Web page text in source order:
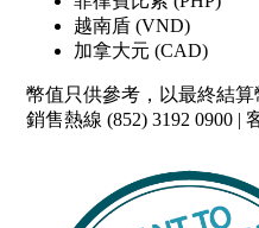
越南盾 (VND)
加拿大元 (CAD)
幣值只供參考，以最終結算
銷售熱線 (852) 3192 0900 |